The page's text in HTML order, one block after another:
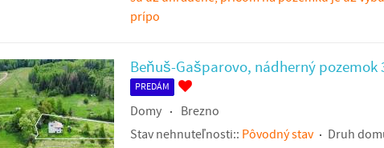
prípo
Beňuš-Gašparovo, nádherný pozemok
PREDÁM
Domy
Brezno
Stav nehnuteľnosti:: Pôvodný stav Druh